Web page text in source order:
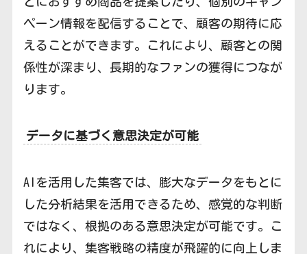
ペーン情報を配信することで、顧客の期待に応
えることができます。これにより、顧客との関
係性が深まり、長期的なファンの獲得につなが
ります。
データに基づく意思決定が可能
AIを活用した集客では、膨大なデータをもとに
した分析結果を活用できるため、感覚的な判断
ではなく、根拠のある意思決定が可能です。こ
れにより、集客戦略の精度が飛躍的に向上しま